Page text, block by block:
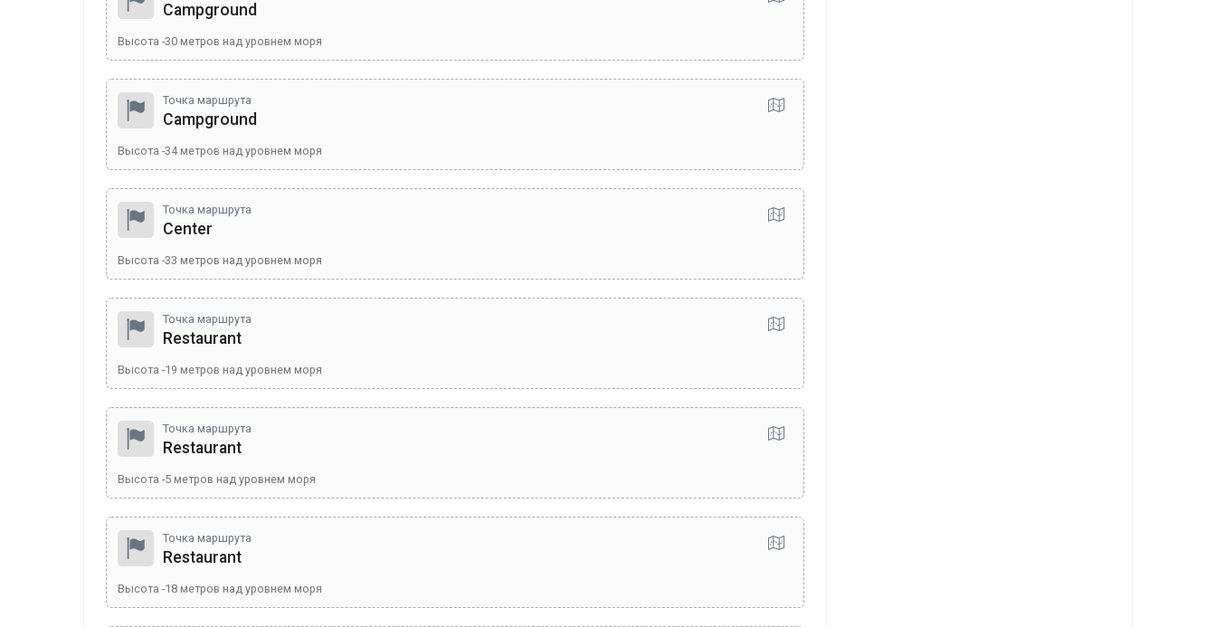
Campground
Высота -30 метров над уровнем моря
Точка маршрута
Campground
Высота -34метров над уровнем моря
Точка маршрута
Center
Высота -33 метров над уровнем моря
Точка маршрута
Restaurant
Высота -19 метров над уровнем моря
Точка маршрута
Restaurant
Высота -5 метров над уровнем моря
Точка маршрута
Restaurant
Высота -18 метров над уровнем моря